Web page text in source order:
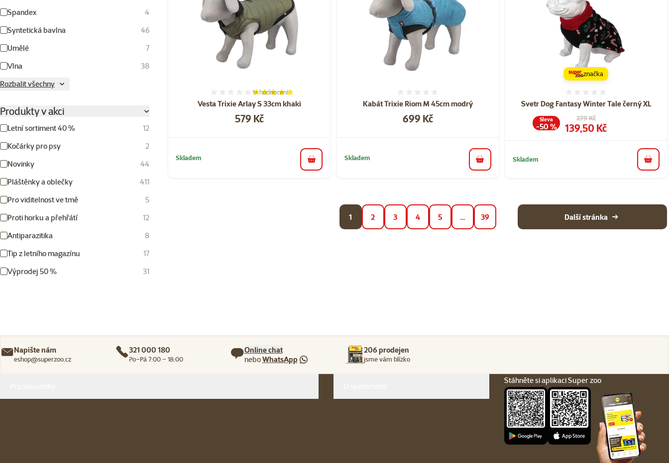
Spandex
4
Syntetická bavlna
46
Umělé
7
Vlna
38
Rozbalit všechny
Produkty v akci
Letní sortiment 40 %
12
Kočárky pro psy
2
Novinky
44
Pláštěnky a oblečky
411
Pro viditelnost ve tmě
5
Proti horku a přehřátí
12
Antiparazitika
8
Tip z letního magazínu
17
Výprodej 50 %
31
Vesta Trixie Arlay S 33cm khaki
Hodnocení 100%, počet hodnocení: 1
1×hodnocení
Cena
579 Kč
Skladem
do košíku
Kabát Trixie Riom M 45cm modrý
Cena
699 Kč
Skladem
do košíku
Svetr Dog Fantasy Winter Tale černý XL
Původní cena
279 Kč
Cena
139,50 Kč
Sleva
-50 %
značka
Skladem do
1 2 3 4 5 … 39 Další stránka
Napište nám
eshop@superzoo.cz
321 000 180
Po–Pá 7:00 – 18:00
Online chat
neboWhatsApp
206 prodejen
jsme vám blízko
Stáhněte si aplikaci Super zoo